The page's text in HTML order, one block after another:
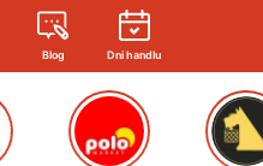
Blog Dni handlu